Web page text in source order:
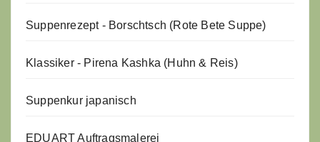
Suppenrezept - Borschtsch (Rote Bete Suppe)
Klassiker - Pirena Kashka (Huhn & Reis)
Suppenkur japanisch
EDUART Auftragsmalerei